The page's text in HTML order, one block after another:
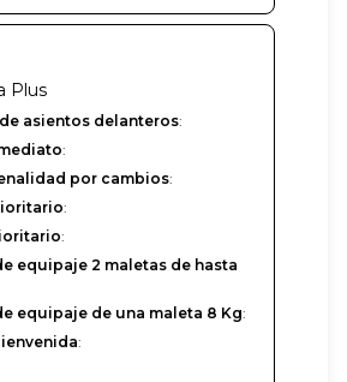
Plus
asientos delanteros:
:
por cambios:
:
:
equipaje 2 maletas de hasta
equipaje de una maleta 8 Kg:
: